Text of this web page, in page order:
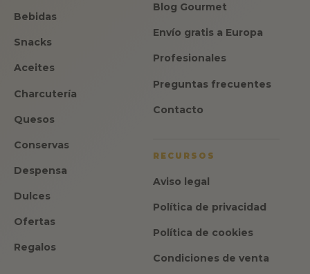
Bebidas
Snacks
Aceites
Charcutería
Quesos
Conservas
Despensa
Dulces
Ofertas
Regalos
Blog Gourmet
Envío gratis a Europa
Profesionales
Preguntas frecuentes
Contacto
RECURSOS
Aviso legal
Política de privacidad
Política de cookies
Condiciones de venta